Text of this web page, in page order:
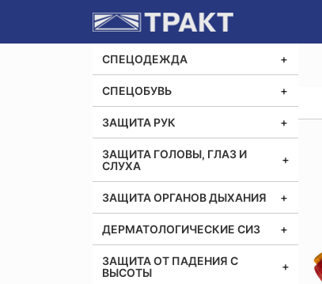
СПЕЦОДЕЖДА
СПЕЦОБУВЬ
ЗАЩИТА РУК
ЗАЩИТА ГОЛОВЫ, ГЛАЗ И
СЛУХА
ЗАЩИТА ОРГАНОВ ДЫХАНИЯ
ДЕРМАТОЛОГИЧЕСКИЕ СИЗ
ЗАЩИТА ОТ ПАДЕНИЯ С
ВЫСОТЫ